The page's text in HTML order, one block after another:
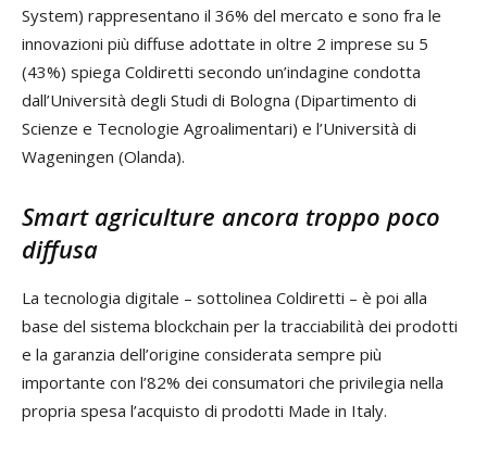
System) rappresentano il 36% del mercato e sono fra le
innovazioni più diffuse adottate in oltre 2 imprese su 5
(43%) spiega Coldiretti secondo un’indagine condotta
dall’Università degli Studi di Bologna (Dipartimento di
Scienze e Tecnologie Agroalimentari) e l’Università di
Wageningen (Olanda).
Smart agriculture ancora troppo poco
diffusa
La tecnologia digitale – sottolinea Coldiretti – è poi alla
base del sistema blockchain per la tracciabilità dei prodotti
e la garanzia dell’origine considerata sempre più
importante con l’82% dei consumatori che privilegia nella
propria spesa l’acquisto di prodotti Made in Italy.